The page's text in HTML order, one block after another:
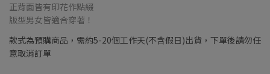
正背面皆有印花作點綴
版型男女皆適合穿著！
款式為預購商品，需約5-20個工作天(不含假日)出貨，下單後請勿任
意取消訂單